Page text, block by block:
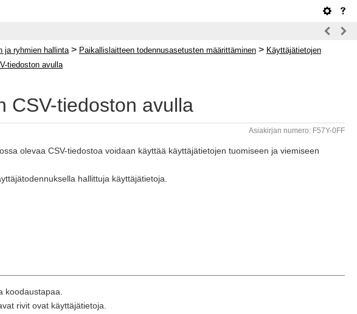
ja ryhmien hallinta > Paikallislaitteen todennusasetusten määrittäminen > Käyttäjätietojen
tiedoston avulla
CSV-tiedoston avulla
Asiakirjan numero: F57Y-0FF
olevaa CSV-tiedostoa voidaan käyttää käyttäjätietojen tuomiseen ja viemiseen
hallittuja käyttäjätietoja.
koodaustapaa.
rivit ovat käyttäjätietoja.